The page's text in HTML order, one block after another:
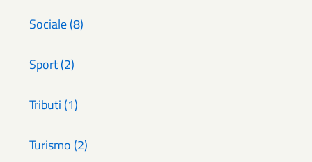
Sociale (8)
Sport (2)
Tributi (1)
Turismo (2)